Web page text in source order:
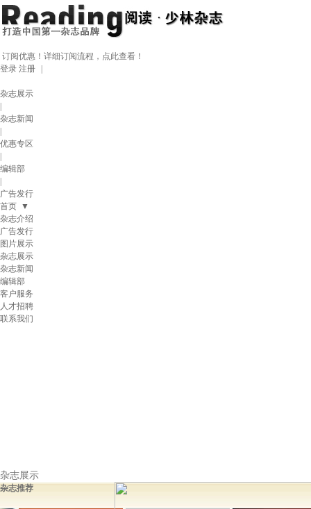
订阅优惠！详细订阅流程，点此查看！
登录 注册
杂志展示
杂志新闻
优惠专区
编辑部
广告发行
首页 ▼
杂志介绍
广告发行
图片展示
杂志展示
杂志新闻
编辑部
客户服务
人才招聘
联系我们
杂志展示
杂志推荐